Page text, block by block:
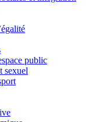
public
sexuel